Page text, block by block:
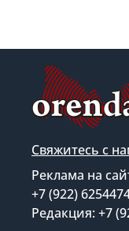
Свяжитесь с
Реклама на
+7 (922)
Редакция: +7